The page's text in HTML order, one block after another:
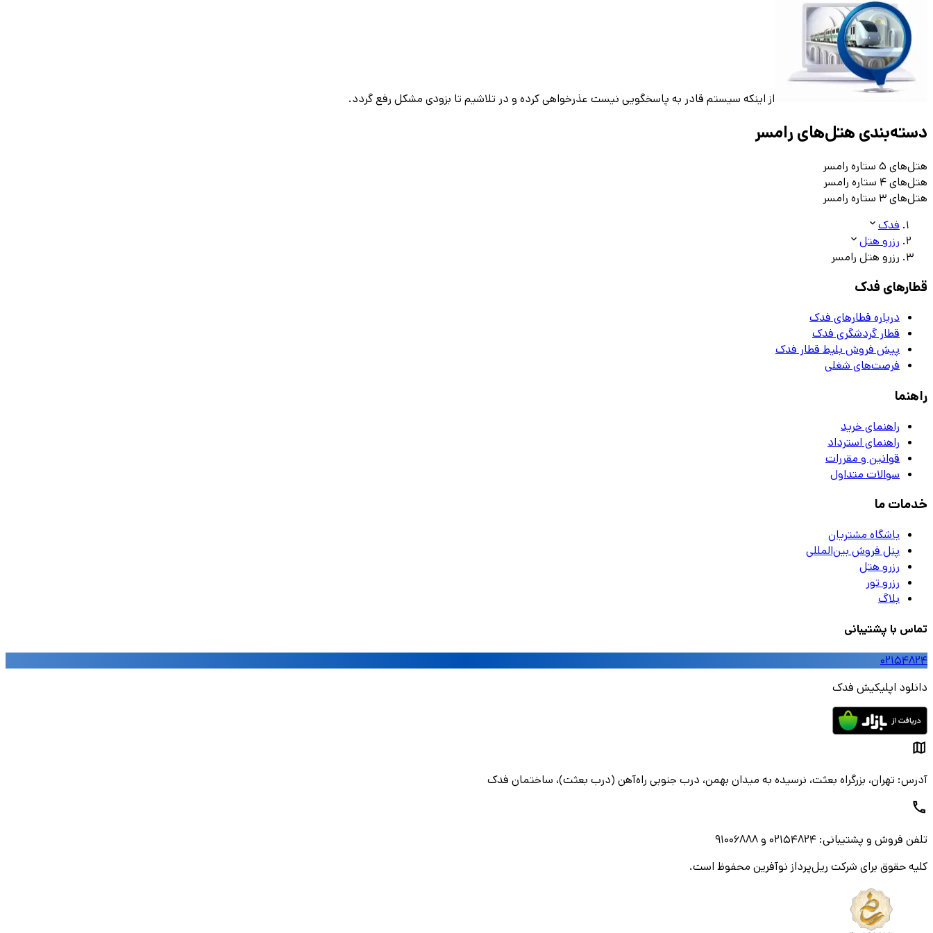
از اینکه سیستم قادر به پاسخگویی نیست عذرخواهی کرده و در تلاشیم تا بزودی مشکل رفع گردد.
دسته‌بندی هتل‌های رامسر
هتل‌های ۵ ستاره
رامسر
هتل‌های ۴ ستاره
رامسر
هتل‌های ۳ ستاره
رامسر
فدک
رزرو هتل
رزرو هتل رامسر
قطارهای فدک
درباره قطارهای فدک
قطار گردشگری فدک
پیش فروش بلیط قطار فدک
فرصت‌های شغلی
راهنما
راهنمای خرید
راهنمای استرداد
قوانین و مقررات
سوالات متداول
خدمات ما
باشگاه مشتریان
پنل فروش بین‌المللی
رزرو هتل
رزرو تور
بلاگ
تماس با پشتیبانی
۰۲۱۵۴۸۲۴
دانلود اپلیکیش فدک
آدرس: تهران، بزرگراه بعثت، نرسیده به میدان بهمن، درب جنوبی راه‌آهن (درب بعثت)، ساختمان فدک
تلفن فروش و پشتیبانی: ۰۲۱۵۴۸۲۴ و ۹۱۰۰۶۸۸۸
کلیه حقوق برای شرکت ریل‌پرداز نوآفرین محفوظ است.